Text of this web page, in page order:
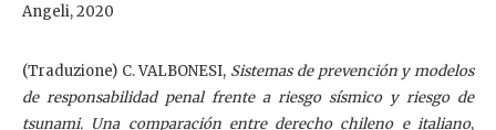
Angeli, 2020
(Traduzione) C. VALBONESI, Sistemas de prevención y modelos
de responsabilidad penal frente a riesgo sísmico y riesgo de
tsunami. Una comparación entre derecho chileno e italiano,